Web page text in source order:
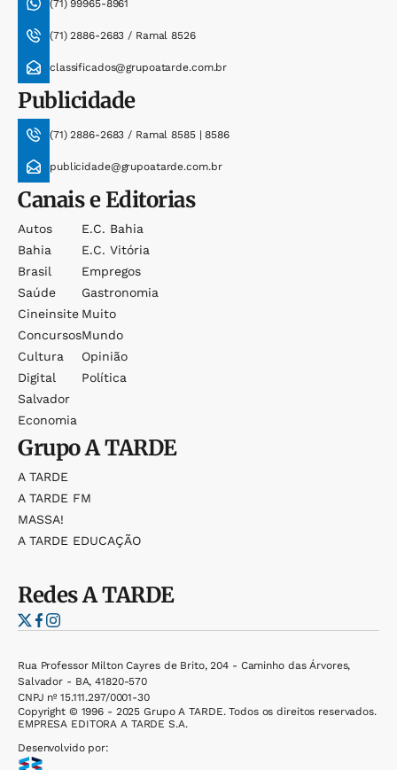
(71) 99965-8961
(71) 2886-2683 / Ramal 8526
classificados@grupoatarde.com.br
Publicidade
(71) 2886-2683 / Ramal 8585 | 8586
publicidade@grupoatarde.com.br
Canais e Editorias
Autos
Bahia
Brasil
Saúde
Cineinsite
Concursos
Cultura
Digital
Salvador
Economia
E.c. Bahia
E.c. Vitória
Empregos
Gastronomia
Muito
Mundo
Opinião
Política
GrupoA TARDE
A TARDE
A TARDE FM
MASSA!
A TARDE EDUCAÇÃO
RedesA TARDE
Rua Professor Milton Cayres de Brito, 204 - Caminho das Árvores,
Salvador - BA, 41820-570
CNPJ nº 15.111.297/0001-30
Copyright © 1996 - 2025 Grupo A TARDE. Todos os direitos reservados.
EMPRESA EDITORA A TARDE S.A.
Desenvolvido por: